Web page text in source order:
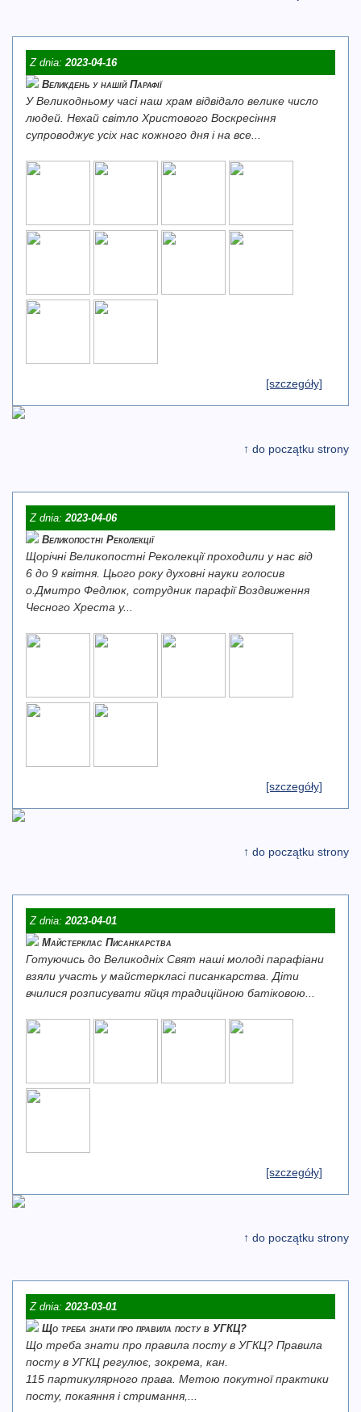
Z dnia:2023-04-16
Великдень у нашій Парафії
У Великодньому часі наш храм відвідало велике число
людей. Нехай світло Христового Воскресіння
супроводжує усіх нас кожного дня і на все...
[szczegóły]
↑ do początku strony
Z dnia:2023-04-06
Великопостні Реколекції
Щорічні Великопостні Реколекції проходили у нас від
6 до 9 квітня. Цього року духовні науки голосив
о.Дмитро Федлюк, сотрудник парафії Воздвиження
Чесного Хреста у...
[szczegóły]
↑ do początku strony
Z dnia:2023-04-01
Майстерклас Писанкарства
Готуючись до Великодніх Свят наші молоді парафіани
взяли участь у майстеркласі писанкарства. Діти
вчилися розписувати яйця традиційною батіковою...
[szczegóły]
↑ do początku strony
Z dnia:2023-03-01
Що треба знати про правила посту в УГКЦ?
Що треба знати про правила посту в УГКЦ? Правила
посту в УГКЦ регулює, зокрема, кан.
115 партикулярного права. Метою покутної практики
посту, покаяння і стримання,...